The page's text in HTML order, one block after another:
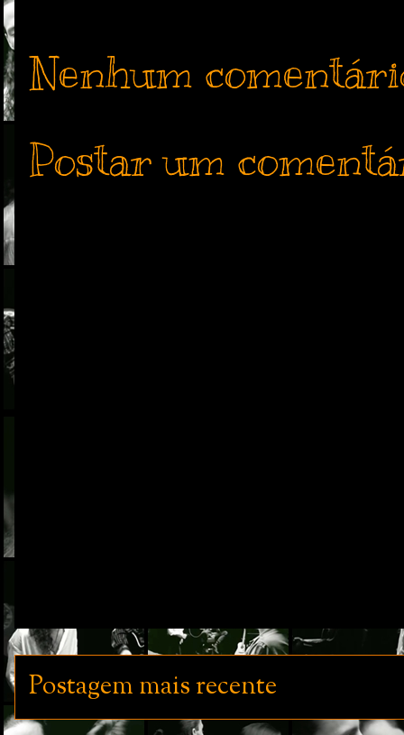
Nenhum
Postar um
Postagem mais recente